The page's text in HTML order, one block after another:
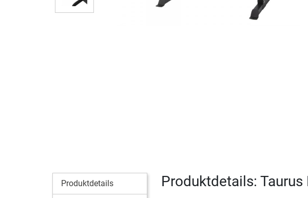
Produktdetails Produktdetails: